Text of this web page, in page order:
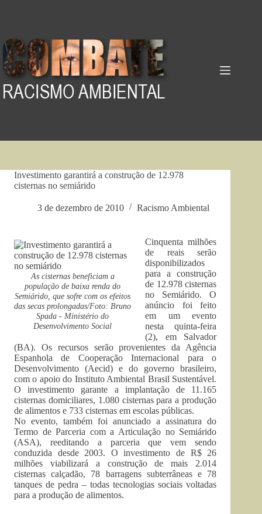
Investimento garantirá a construção de 12.978
cisternas no semiárido
3 de dezembro de 2010 Racismo Ambiental
As cisternas beneficiam a
população de baixa renda do
Semiárido, que sofre com os efeitos
das secas prolongadas/Foto: Bruno
Spada - Ministério do
Desenvolvimento Social
Cinquenta milhões
de reais serão
disponibilizados
para a construção
de 12.978 cisternas
no Semiárido. O
anúncio foi feito
em um evento
nesta quinta-feira
(2), em Salvador
(BA). Os recursos serão provenientes da Agência
Espanhola de Cooperação Internacional para o
Desenvolvimento (Aecid) e do governo brasileiro,
com o apoio do Instituto Ambiental Brasil Sustentável.
O investimento garante a implantação de 11.165
cisternas domiciliares, 1.080 cisternas para a produção
de alimentos e 733 cisternas em escolas públicas.
No evento, também foi anunciado a assinatura do
Termo de Parceria com a Articulação no Semiárido
(ASA), reeditando a parceria que vem sendo
conduzida desde 2003. O investimento de R$ 26
milhões viabilizará a construção de mais 2.014
cisternas calçadão, 78 barragens subterrâneas e 78
tanques de pedra – todas tecnologias sociais voltadas
para a produção de alimentos.